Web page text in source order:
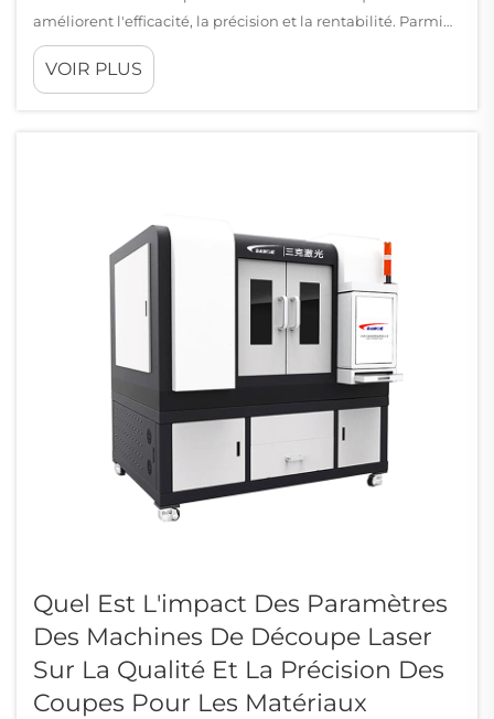
améliorent l'efficacité, la précision et la rentabilité. Parmi
les...
VOIR PLUS
Quel Est L'impact Des Paramètres
Des Machines De Découpe Laser
Sur La Qualité Et La Précision Des
Coupes Pour Les Matériaux